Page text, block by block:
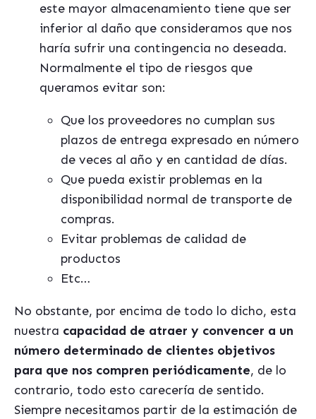
este mayor almacenamiento tiene que ser
inferior al daño que consideramos que nos
haría sufrir una contingencia no deseada.
Normalmente el tipo de riesgos que
queramos evitar son:
Que los proveedores no cumplan sus
plazos de entrega expresado en número
de veces al año y en cantidad de días.
Que pueda existir problemas en la
disponibilidad normal de transporte de
compras.
Evitar problemas de calidad de
productos
Etc…
No obstante, por encima de todo lo dicho, esta
nuestra capacidad de atraer y convencer a un
número determinado de clientes objetivos
para que nos compren periódicamente, de lo
contrario, todo esto carecería de sentido.
Siempre necesitamos partir de la estimación de